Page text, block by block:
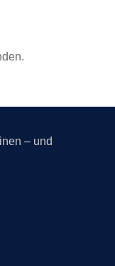
– und